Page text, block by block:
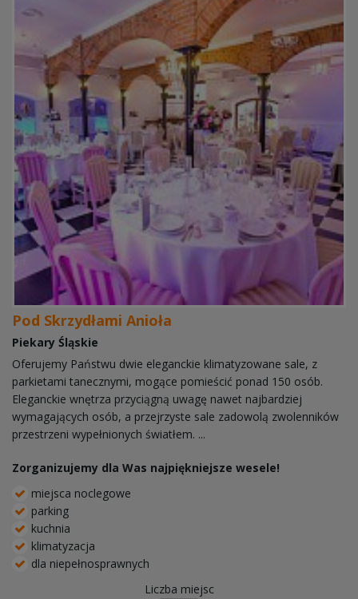
Pod Skrzydłami Anioła
Piekary Śląskie
Oferujemy Państwu dwie eleganckie klimatyzowane sale, z
parkietami tanecznymi, mogące pomieścić ponad 150 osób.
Eleganckie wnętrza przyciągną uwagę nawet najbardziej
wymagających osób, a przejrzyste sale zadowolą zwolenników
przestrzeni wypełnionych światłem. ...
Zorganizujemy dla Was najpiękniejsze wesele!
miejsca noclegowe
parking
kuchnia
klimatyzacja
dla niepełnosprawnych
Liczba miejsc